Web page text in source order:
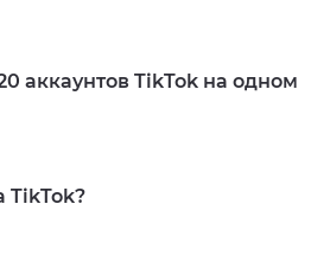
аккаунтов TikTok на одном
TikTok?